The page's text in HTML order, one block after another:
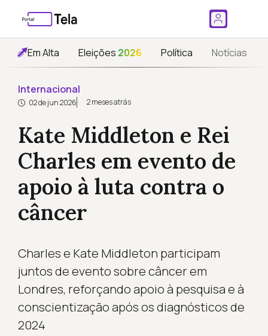
Em Alta Eleições 2026 Política Notícias
Internacional
02 de jun 2026 2 meses atrás
Kate Middleton e Rei
Charles em evento de
apoio à luta contra o
câncer
Charles e Kate Middleton participam
juntos de evento sobre câncer em
Londres, reforçando apoio à pesquisa e à
conscientização após os diagnósticos de
2024